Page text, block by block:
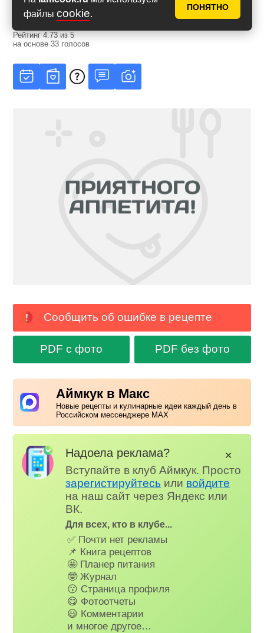
файлы cookie.
ПОНЯТНО
Рейтинг4.73из5
на основе33 голосов
Сообщить об ошибке в рецепте
PDF с фото PDF без фото
Аймкук в Макс
Новые рецепты и кулинарные идеи каждый день в
Российском мессенджере MAX
Надоела реклама?
Вступайте в клуб Аймкук. Просто
зарегистируйтесь или войдите
на наш сайт через Яндекс или
ВК.
Для всех, кто в клубе...
✅ Почти нет рекламы
📌 Книга рецептов
🤩 Планер питания
🤓 Журнал
😗 Страница профиля
😋 Фотоотчеты
😃 Комментарии
и многое другое…
✕